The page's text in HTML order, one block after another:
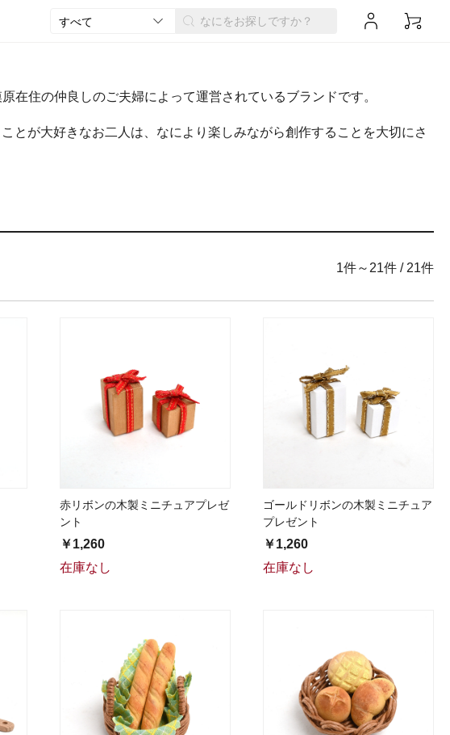
在住の仲良しのご夫婦によって運営されているブランドです。
とが大好きなお二人は、なにより楽しみながら創作することを大切にさ
1件～21件 / 21件
赤リボンの木製ミニチュアプレゼ
ント
￥1,260
在庫なし
ゴールドリボンの木製ミニチュア
プレゼント
￥1,260
在庫なし